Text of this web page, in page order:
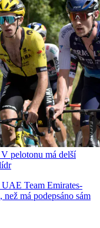
pelotonu má delší
Team Emirates-
má podepsáno sám